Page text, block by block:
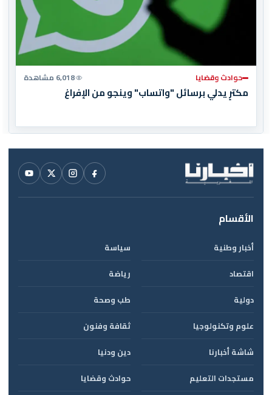
حوادث وقضايا 6,018 مشاهدة
مكترٍ يدلي برسائل "واتساب" وينجو من الإفراغ
الأقسام
أخبار وطنية
سياسة
اقتصاد
رياضة
دولية
طب وصحة
علوم وتكنولوجيا
ثقافة وفنون
شاشة أخبارنا
دين ودنيا
مستجدات التعليم
حوادث وقضايا